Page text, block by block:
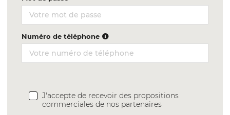
Numéro de téléphone
J'accepte de recevoir des propositions
commerciales de nos partenaires